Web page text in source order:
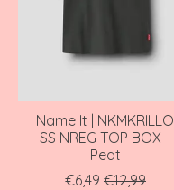
Name It | NKMKRILLO
SS NREG TOP BOX -
Peat
€6,49 €12,99